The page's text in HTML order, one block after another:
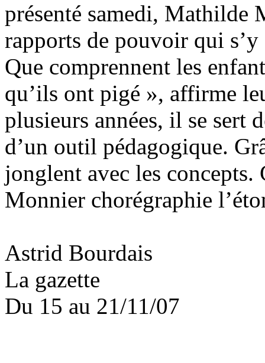
présenté samedi,
rapports de pouvoir qui
Que comprennent les
qu’ils ont pigé », affirme
plusieurs années, il se sert
d’un outil pédagogique.
jonglent avec les
Monnier chorégraphie
Astrid Bourdais
La gazette
Du 15 au 21/11/07